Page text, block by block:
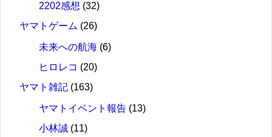
2202感想 (32)
ヤマトゲーム (26)
未来への航海 (6)
ヒロレコ (20)
ヤマト雑記 (163)
ヤマトイベント報告 (13)
小林誠 (11)